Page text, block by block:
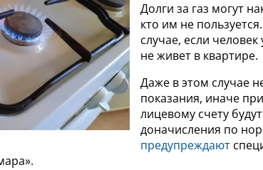
Долги за газ могут
кто им не
случае, если
не живет в квартире.
Даже в этом случае
показания, иначе
лицевому счету
доначисления по
предупреждают